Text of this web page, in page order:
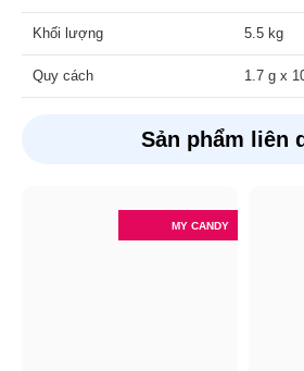
Khối lượng 5.5 kg
Quy cách 1.7 g x
Sản phẩm liên
MY CANDY